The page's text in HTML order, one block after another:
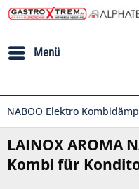
Menü
NABOO Elektro
LAINOX AROMA
Kombi für